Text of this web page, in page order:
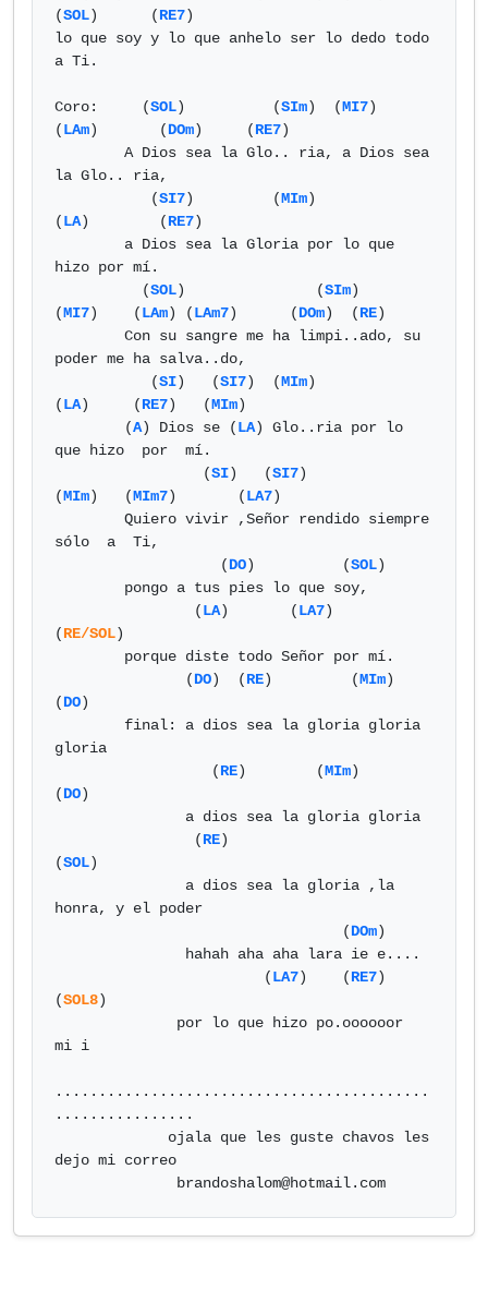
(SOL)      (RE7)
lo que soy y lo que anhelo ser lo dedo todo
a Ti.
Coro:     (SOL)          (SIm)  (MI7)
(LAm)       (DOm)     (RE7)
la Glo.. ria,
           (
SI7)         (MIm)
(LA)        (RE7)
hizo por mí.
          (
SOL)               (SIm)
(MI7)    (LAm) (LAm7)      (DOm)  (RE)
poder me ha salva..do,
           (
SI)   (SI7)  (MIm)
(LA)     (RE7)   (MIm)
        (
A) Dios se (LA) Glo..ria por lo
que hizo  por  mí.
                 (
SI)   (SI7)
(MIm)   (MIm7)       (LA7)
sólo  a  Ti,
                   (
DO)          (SOL)
                (
LA)       (LA7)
(RE/SOL)
               (
DO)  (RE)         (MIm)
(DO)
gloria
                  (
RE)        (MIm)
(DO)
                (
RE)
(SOL)
honra, y el poder
                                 (
DOm)
                        (
LA7)    (RE7)
(SOL8)
mi i
...........................................
................
dejo mi correo
brandoshalom@hotmail.com